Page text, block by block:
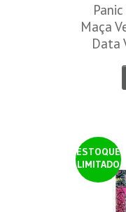
Maça
Data
ESTOQUE
LIMITADO